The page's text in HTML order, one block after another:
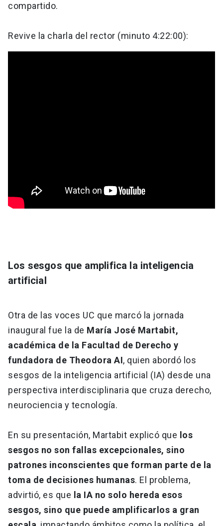
compartido.
Revive la charla del rector (minuto 4:22:00):
Los sesgos que amplifica la inteligencia
artificial
Otra de las voces UC que marcó la jornada
inaugural fue la de María José Martabit,
académica de la Facultad de Derecho y
fundadora de Theodora AI, quien abordó los
sesgos de la inteligencia artificial (IA) desde una
perspectiva interdisciplinaria que cruza derecho,
neurociencia y tecnología.
En su presentación, Martabit explicó que los
sesgos no son fallas excepcionales, sino
patrones inconscientes que forman parte de la
toma de decisiones humanas. El problema,
advirtió, es que la IA no solo hereda esos
sesgos, sino que puede amplificarlos a gran